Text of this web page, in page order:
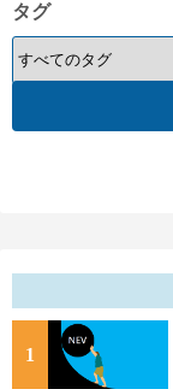
タグ
1